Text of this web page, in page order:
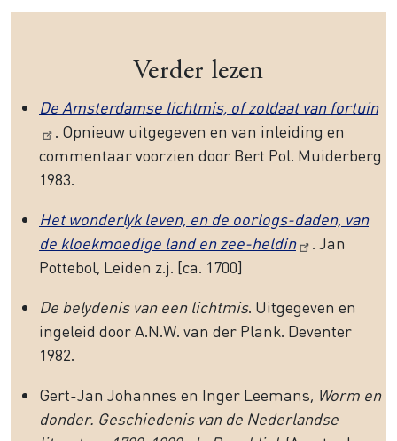
Verder lezen
De Amsterdamse lichtmis, of zoldaat van fortuin
. Opnieuw uitgegeven en van inleiding en
commentaar voorzien door Bert Pol. Muiderberg
1983.
Het wonderlyk leven, en de oorlogs-daden, van
de kloekmoedige land en zee-heldin
. Jan
Pottebol, Leiden z.j. [ca. 1700]
De belydenis van een lichtmis. Uitgegeven en
ingeleid door A.N.W. van der Plank. Deventer
1982.
Gert-Jan Johannes en Inger Leemans, Worm en
donder. Geschiedenis van de Nederlandse